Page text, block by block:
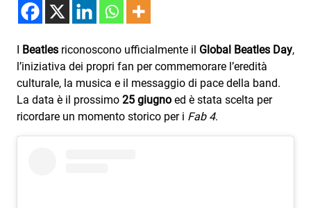
Radio Subasio
Radio Subasio Disco Club
Radio Suby
Subasio Collection
I Beatles riconoscono ufficialmente il Global Beatles Day,
l’iniziativa dei propri fan per commemorare l’eredità
culturale, la musica e il messaggio di pace della band.
La data è il prossimo 25 giugno ed è stata scelta per
ricordare un momento storico per i Fab 4.